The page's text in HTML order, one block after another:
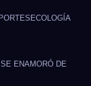
ECOLOGÍA
ENAMORÓ DE